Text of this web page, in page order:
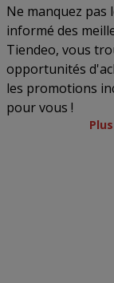
Ne manquez pas
informé des
Tiendeo, vous
opportunités
les promotions
pour vous !